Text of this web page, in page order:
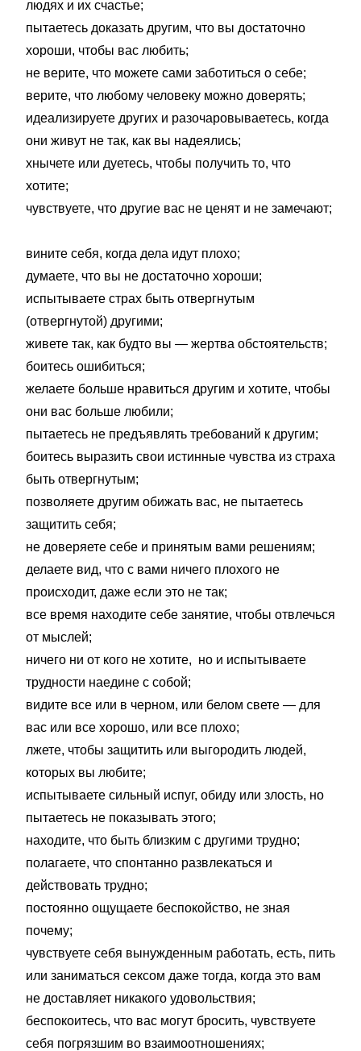
людях и их счастье;
пытаетесь доказать другим, что вы достаточно
хороши, чтобы вас любить;
не верите, что можете сами заботиться о себе;
верите, что любому человеку можно доверять;
идеализируете других и разочаровываетесь, когда
они живут не так, как вы надеялись;
хнычете или дуетесь, чтобы получить то, что
хотите;
чувствуете, что другие вас не ценят и не замечают;
вините себя, когда дела идут плохо;
думаете, что вы не достаточно хороши;
испытываете страх быть отвергнутым
(отвергнутой) другими;
живете так, как будто вы — жертва обстоятельств;
боитесь ошибиться;
желаете больше нравиться другим и хотите, чтобы
они вас больше любили;
пытаетесь не предъявлять требований к другим;
боитесь выразить свои истинные чувства из страха
быть отвергнутым;
позволяете другим обижать вас, не пытаетесь
защитить себя;
не доверяете себе и принятым вами решениям;
делаете вид, что с вами ничего плохого не
происходит, даже если это не так;
все время находите себе занятие, чтобы отвлечься
от мыслей;
ничего ни от кого не хотите, но и испытываете
трудности наедине с собой;
видите все или в черном, или белом свете — для
вас или все хорошо, или все плохо;
лжете, чтобы защитить или выгородить людей,
которых вы любите;
испытываете сильный испуг, обиду или злость, но
пытаетесь не показывать этого;
находите, что быть близким с другими трудно;
полагаете, что спонтанно развлекаться и
действовать трудно;
постоянно ощущаете беспокойство, не зная
почему;
чувствуете себя вынужденным работать, есть, пить
или заниматься сексом даже тогда, когда это вам
не доставляет никакого удовольствия;
беспокоитесь, что вас могут бросить, чувствуете
себя погрязшим во взаимоотношениях;